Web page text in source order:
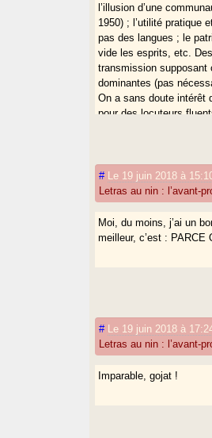
l’illusion d’une
1950) ; l’utilité pratique
pas des langues ; le
vide les esprits, etc.
transmission supposant
dominantes (pas
On a sans doute intérêt
pour des locuteurs
d’une langue sans
n’est qu’un élément
paraissent sans grand
# Le 19 juin 2018 à
Letras au nin : l’avant-
Moi, du moins, j’ai un
meilleur, c’est : PARCE
# Le 19 juin 2018 à
Letras au nin : l’avant-
Imparable, gojat !